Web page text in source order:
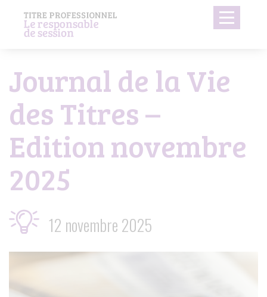
Toggle
Journal de la Vie
des Titres –
Edition novembre
2025
12 novembre 2025